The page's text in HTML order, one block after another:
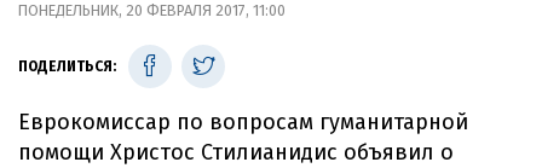
ПОНЕДЕЛЬНИК, 20 ФЕВРАЛЯ 2017, 11:00
ПОДЕЛИТЬСЯ:
Еврокомиссар по вопросам гуманитарной
помощи Христос Стилианидис объявил о